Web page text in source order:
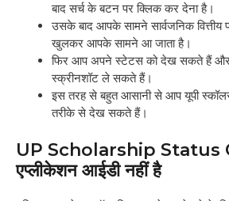
बाद सर्च के बटन पर क्लिक कर देना है।
उसके बाद आपके सामने सार्वजनिक
खुलकर आपके सामने आ जाता है।
फिर आप अपने स्टेटस को देख सकते हैं और
स्क्रीनशॉट ले सकते हैं।
इस तरह से बहुत आसानी से आप यूपी
तरीके से देख सकते हैं।
UP Scholarship Status
एप्लीकेशन आईडी नहीं है